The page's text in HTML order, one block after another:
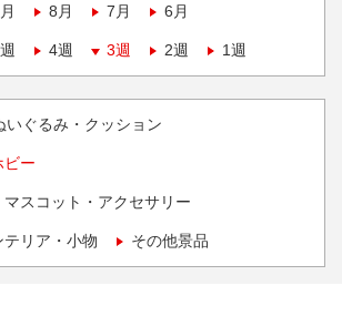
8月 7月 6月
4週 3週 2週 1週
いぐるみ・クッション
ビー
スコット・アクセサリー
リア・小物 その他景品